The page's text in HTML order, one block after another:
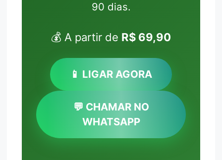
90 dias.
💰 A partir de R$ 69,90
📱 LIGAR AGORA
💬 CHAMAR NO
WHATSAPP